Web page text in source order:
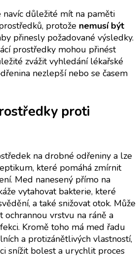
důležité mít na paměti
protože nemusí být
přinesly požadované výsledky.
prostředky mohou přinést
zvážit vyhledání lékařské
nezlepší nebo se časem
proti
na drobné odřeniny a lze
které pomáhá zmírnit
Med nanesený přímo na
vytahovat bakterie, které
a také snižovat otok. Může
ochrannou vrstvu na ráně a
Kromě toho má med řadu
a protizánětlivých vlastností,
snížit bolest a urychlit proces